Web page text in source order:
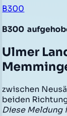
B300
B300
Ulmer
zwischen
beiden
Diese Meldung